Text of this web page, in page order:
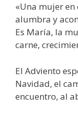
«Una mujer en
alumbra y
Es María, la
carne,
El Adviento
Navidad, el
encuentro, al